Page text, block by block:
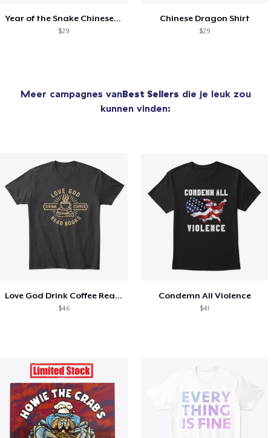
Year of the Snake Chinese New Year
$29
Chinese Dragon Shirt
$29
Meer campagnes vanBest Sellers die je leuk zou
kunnen vinden:
Love God Drink Coffee Read Books
$46
Condemn All Violence
$41